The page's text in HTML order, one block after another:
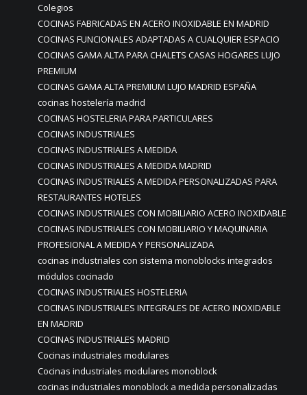
Colegios
COCINAS FABRICADAS EN ACERO INOXIDABLE EN MADRID
COCINAS FUNCIONALES ADAPTADAS A CUALQUIER ESPACIO
COCINAS GAMA ALTA PARA CHALETS CASAS HOGARES LUJO
PREMIUM
COCINAS GAMA ALTA PREMIUM LUJO MADRID ESPAÑA
cocinas hostelería madrid
COCINAS HOSTELERIA PARA PARTICULARES
COCINAS INDUSTRIALES
COCINAS INDUSTRIALES A MEDIDA
COCINAS INDUSTRIALES A MEDIDA MADRID
COCINAS INDUSTRIALES A MEDIDA PERSONALIZADAS PARA
RESTAURANTES HOTELES
COCINAS INDUSTRIALES CON MOBILIARIO ACERO INOXIDABLE
COCINAS INDUSTRIALES CON MOBILIARIO Y MAQUINARIA
PROFESIONAL A MEDIDA Y PERSONALIZADA
cocinas industriales con sistema monoblocks integrados
módulos cocinado
COCINAS INDUSTRIALES HOSTELERIA
COCINAS INDUSTRIALES INTEGRALES DE ACERO INOXIDABLE
EN MADRID
COCINAS INDUSTRIALES MADRID
Cocinas industriales modulares
Cocinas industriales modulares monoblock
cocinas industriales monoblock a medida personalizadas